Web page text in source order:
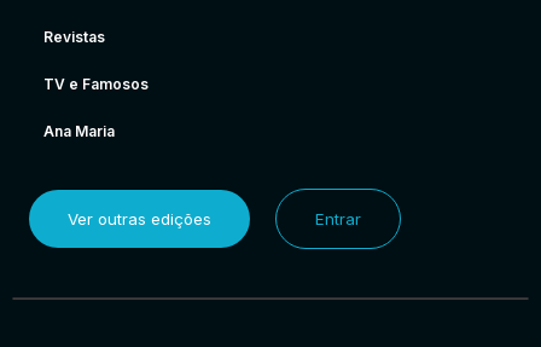
Revistas
TV e Famosos
Ana Maria
Ver outras edições Entrar